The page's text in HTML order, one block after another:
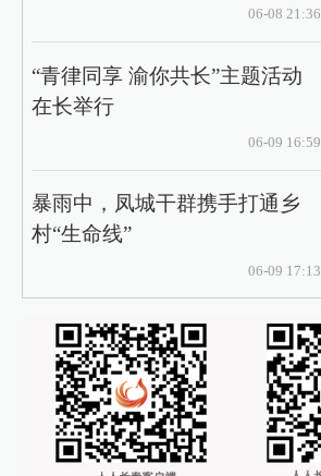
06-08 21:36
“青律同享 渝你共长”主题活动
在长举行
06-09 16:59
暴雨中，凤城干群携手打通乡
村“生命线”
06-09 17:13